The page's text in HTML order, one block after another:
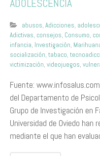
ADOLESCENCIA
abusos, Adicciones,
Adictivas, consejos, Consumo,
infancia, Investigación,
socialización, tabaco,
victimización, videojuegos,
Fuente:
del Departamento de
Grupo de Investigación en
Universidad de Oviedo
mediante el que han